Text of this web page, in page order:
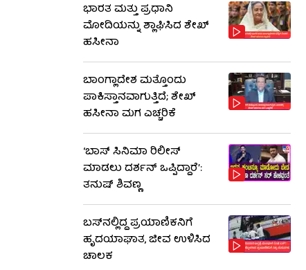
ಭಾರತ ಮತ್ತು ಪ್ರಧಾನಿ
ಮೋದಿಯನ್ನು ಶ್ಲಾಘಿಸಿದ ಶೇಖ್
ಹಸೀನಾ
ಬಾಂಗ್ಲಾದೇಶ ಮತ್ತೊಂದು
ಪಾಕಿಸ್ತಾನವಾಗುತ್ತಿದೆ; ಶೇಖ್
ಹಸೀನಾ ಮಗ ಎಚ್ಚರಿಕೆ
‘ಬಾಸ್ ಸಿನಿಮಾ ರಿಲೀಸ್
ಮಾಡಲು ದರ್ಶನ್ ಒಪ್ಪಿದ್ದಾರೆ’:
ತನುಷ್ ಶಿವಣ್ಣ
ಬಸ್‌ನಲ್ಲಿದ್ದ ಪ್ರಯಾಣಿಕನಿಗೆ
ಹೃದಯಾಘಾತ, ಜೀವ ಉಳಿಸಿದ
ಚಾಲಕ